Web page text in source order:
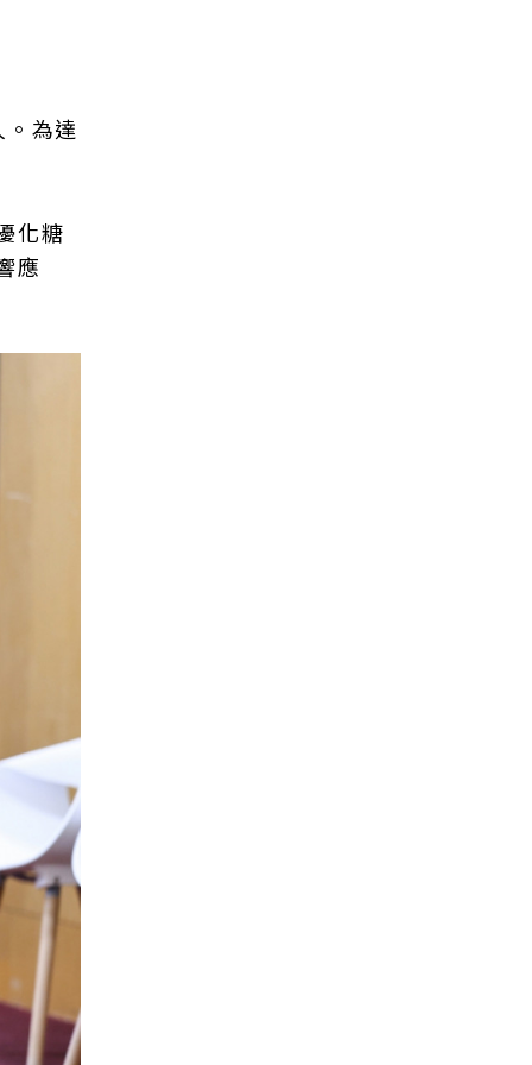
為達
化糖
應